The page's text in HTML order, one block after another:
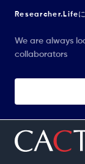
Researcher.Life
We are always
collaborators